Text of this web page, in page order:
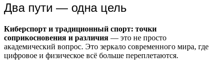
Два пути — одна цель
Киберспорт и традиционный спорт: точки
соприкосновения и различия — это не просто
академический вопрос. Это зеркало современного мира, где
цифровое и физическое всё больше переплетаются.